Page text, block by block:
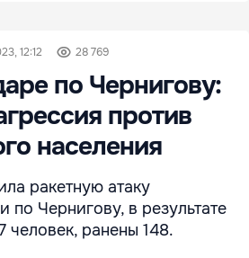
12:12 28 769
по Чернигову:
против
населения
ракетную атаку
по Чернигову, в результате
человек, ранены 148.